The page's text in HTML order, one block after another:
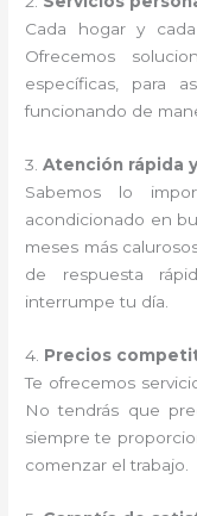
Cada hogar y
Ofrecemos
específicas, para
funcionando de
3.Atención rápida
Sabemos lo
acondicionado en
meses más
de respuesta
interrumpe tu día.
4. Precios
Te ofrecemos
No tendrás que
siempre te
comenzar el trabajo.